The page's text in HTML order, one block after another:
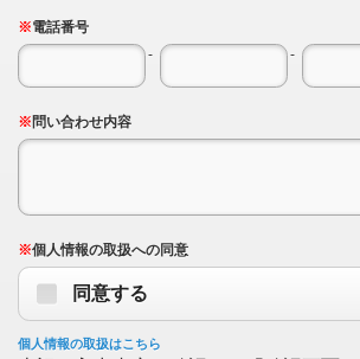
※電話番号
-
-
※ 問い合わせ内容
※個人情報の取扱への同意
同意する
個人情報の取扱はこちら